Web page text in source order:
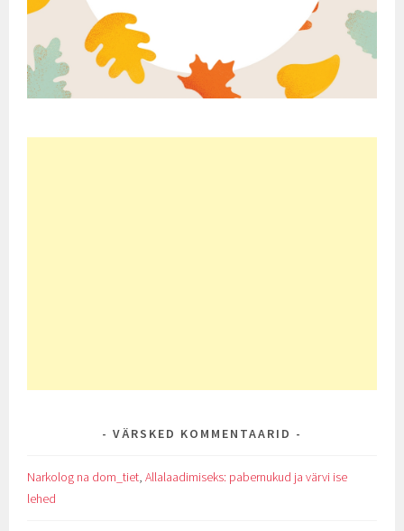
VÄRSKED KOMMENTAARID
Narkolog na dom_tiet,Allalaadimiseks: pabernukud ja värvi ise
lehed